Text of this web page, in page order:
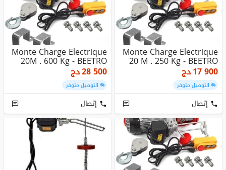
Monte Charge Electrique
20 M . 250 Kg - BEETRO
17 900دج
التوصيل متوفر
إتصال
Monte Charge Electrique
20M . 600 Kg - BEETRO
28 500دج
التوصيل متوفر
إتصال